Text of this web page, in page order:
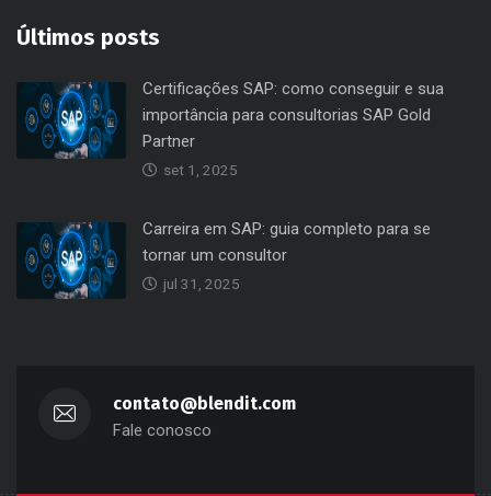
Últimos posts
Certificações SAP: como conseguir e sua
importância para consultorias SAP Gold
Partner
Carreira em SAP: guia completo para se
tornar um consultor
contato@blendit.com
Fale conosco